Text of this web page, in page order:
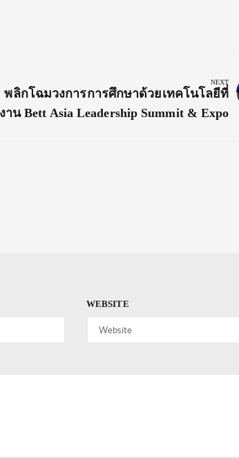
NEXT
Next
Post:
พลิกโฉมวงการการศึกษาด้วยเทคโนโลยีที่
งาน Bett Asia Leadership Summit & Expo
WEBSITE